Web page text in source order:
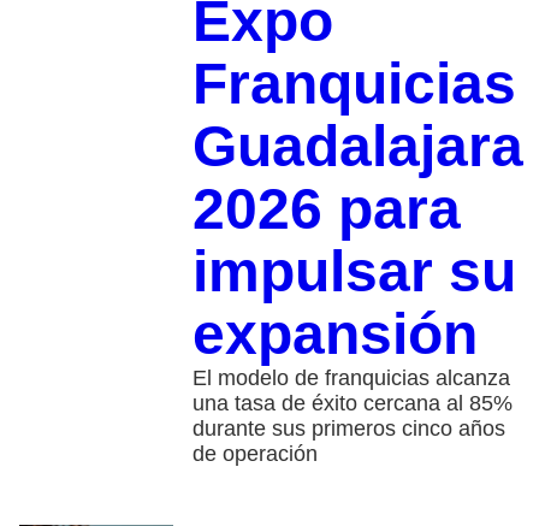
Expo
Franquicias
Guadalajara
2026 para
impulsar su
expansión
El modelo de franquicias alcanza
una tasa de éxito cercana al 85%
durante sus primeros cinco años
de operación